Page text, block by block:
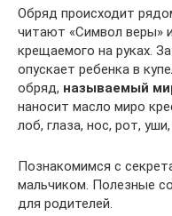
Обряд происходит
читают «Символ веры»
крещаемого на руках.
опускает ребенка в
обряд, называемый
наносит масло миро
лоб, глаза, нос, рот,
Познакомимся с
мальчиком. Полезные
для родителей.